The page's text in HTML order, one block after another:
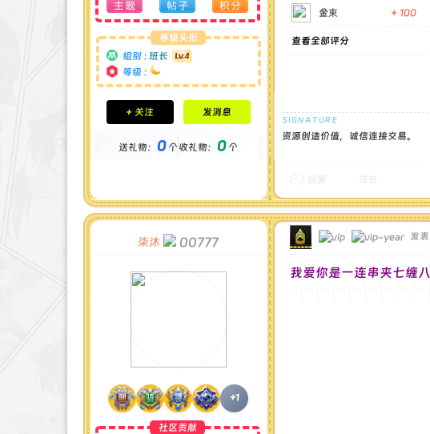
等级头衔
组别 : 班长
等级 :
积分成就
钻石 : 0 颗
金币 : 0 枚
+ 关注 发消息
送礼物： 0个收礼物： 0个
金東 + 100
查看全部评分
资源创造价值，诚信连接交易。
柒沐 00777
+1
社区贡献
发
我爱你是一连串夹七缠